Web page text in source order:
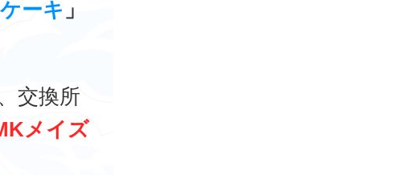
ーキ 」
交換所
メイズ